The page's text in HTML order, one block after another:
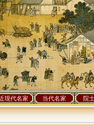
现代名家 当代名家 院